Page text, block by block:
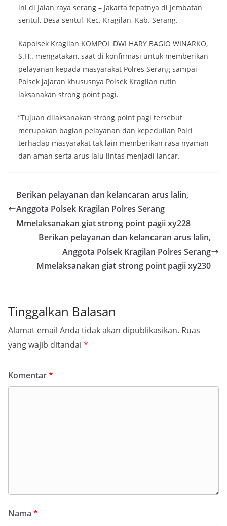
ini di Jalan raya serang – Jakarta tepatnya di Jembatan
sentul, Desa sentul, Kec. Kragilan, Kab. Serang.
Kapolsek Kragilan KOMPOL DWI HARY BAGIO WINARKO,
S.H.. mengatakan, saat di konfirmasi untuk memberikan
pelayanan kepada masyarakat Polres Serang sampai
Polsek jajaran khususnya Polsek Kragilan rutin
laksanakan strong point pagi.
”Tujuan dilaksanakan strong point pagi tersebut
merupakan bagian pelayanan dan kepedulian Polri
terhadap masyarakat tak lain memberikan rasa nyaman
dan aman serta arus lalu lintas menjadi lancar.
Berikan pelayanan dan kelancaran arus lalin,
Anggota Polsek Kragilan Polres Serang
Mmelaksanakan giat strong point pagii xy228
Berikan pelayanan dan kelancaran arus lalin,
Anggota Polsek Kragilan Polres Serang
Mmelaksanakan giat strong point pagii xy230
Tinggalkan Balasan
Alamat email Anda tidak akan dipublikasikan. Ruas
yang wajib ditandai *
Komentar*
Nama *